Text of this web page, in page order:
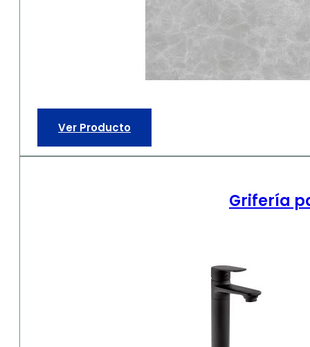
Ver Producto
Grifería